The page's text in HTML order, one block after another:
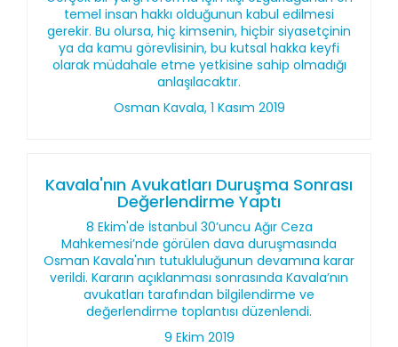
temel insan hakkı olduğunun kabul edilmesi
gerekir. Bu olursa, hiç kimsenin, hiçbir siyasetçinin
ya da kamu görevlisinin, bu kutsal hakka keyfi
olarak müdahale etme yetkisine sahip olmadığı
anlaşılacaktır.
Osman Kavala, 1 Kasım 2019
Kavala'nın Avukatları Duruşma Sonrası
Değerlendirme Yaptı
8 Ekim'de İstanbul 30’uncu Ağır Ceza
Mahkemesi’nde görülen dava duruşmasında
Osman Kavala'nın tutukluluğunun devamına karar
verildi. Kararın açıklanması sonrasında Kavala’nın
avukatları tarafından bilgilendirme ve
değerlendirme toplantısı düzenlendi.
9 Ekim 2019